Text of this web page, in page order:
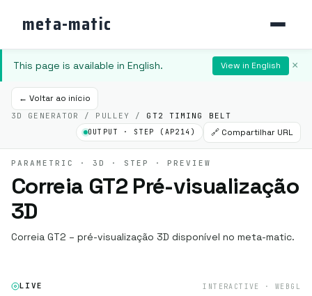
meta-matic
This page is available in English. View in English ×
← Voltar ao início
3D GENERATOR / PULLEY / GT2 TIMING BELT
OUTPUT · STEP (AP214) 🔗 Compartilhar URL
PARAMETRIC · 3D · STEP · PREVIEW
Correia GT2 Pré-visualização
3D
Correia GT2 – pré-visualização 3D disponível no meta-matic.
LIVE INTERACTIVE · WEBGL